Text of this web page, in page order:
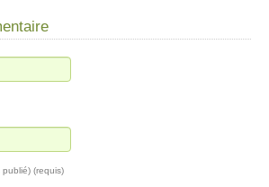
(requis)